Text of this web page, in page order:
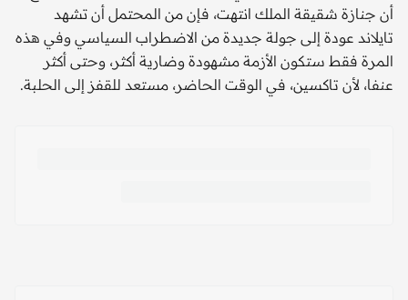
أن جنازة شقيقة الملك انتهت، فإن من المحتمل أن تشهد
تايلاند عودة إلى جولة جديدة من الاضطراب السياسي وفي هذه
المرة فقط ستكون الأزمة مشهودة وضارية أكثر، وحتى أكثر
عنفا، لأن تاكسين، في الوقت الحاضر، مستعد للقفز إلى الحلبة.